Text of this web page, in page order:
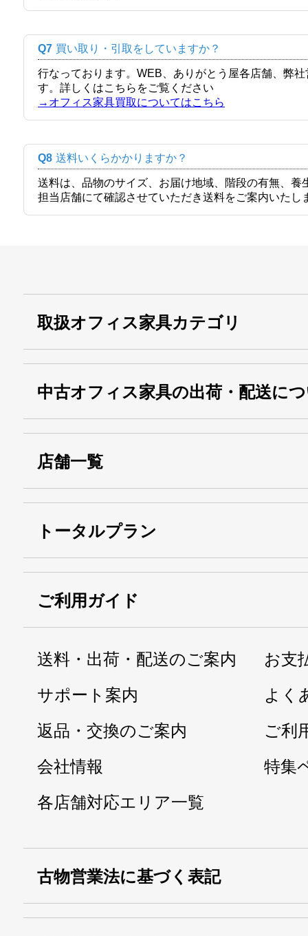
Q7 買い取り・引取をしていますか？
行なっております。WEB、ありがとう屋各店舗、弊
す。詳しくはこちらをご覧ください
→オフィス家具買取についてはこちら
Q8 送料いくらかかりますか？
送料は、品物のサイズ、お届け地域、階段の有無、
担当店舗にて確認させていただき送料をご案内いたし
取扱オフィス家具カテゴリ
中古オフィス家具の出荷・配送に
店舗一覧
トータルプラン
ご利用ガイド
送料・出荷・配送のご案内
お支
サポート案内
よく
返品・交換のご案内
ご利
会社情報
特集
各店舗対応エリア一覧
古物営業法に基づく表記